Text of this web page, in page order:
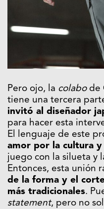
Pero ojo, la colabode
tiene una tercera
invitó al diseñador
para hacer esta
El lenguaje de este
amor por la cultura y
juego con la silueta y
Entonces, esta unión
de la forma y el
más tradicionales.
statement, pero no